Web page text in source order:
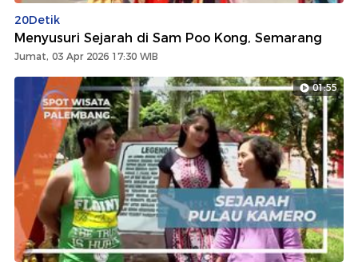
20Detik
Menyusuri Sejarah di Sam Poo Kong, Semarang
Jumat, 03 Apr 2026 17:30 WIB
01:55